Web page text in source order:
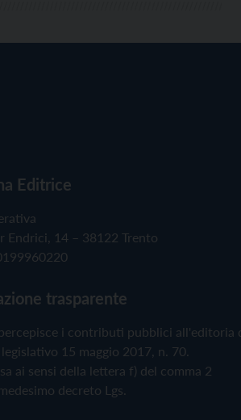
Editrice
Endrici, 14 – 38122 Trento
trasparente
i contributi pubblici all'editoria
15 maggio 2017, n. 70.
ai sensi della lettera f) del comma 2
decreto Lgs.